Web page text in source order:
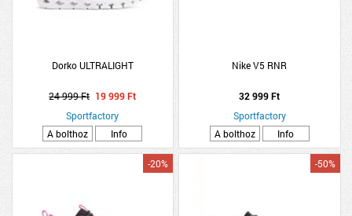
Dorko ULTRALIGHT
24 999 Ft 19 999 Ft
Sportfactory
A bolthoz
Info
Nike V5 RNR
32 999 Ft
Sportfactory
A bolthoz
Info
-20% -50%